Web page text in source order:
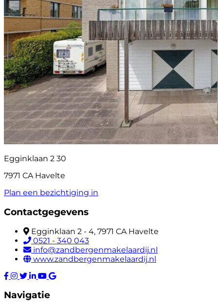
Egginklaan 2 30
7971 CA Havelte
Plan een bezichtiging in
Contactgegevens
Egginklaan 2 - 4, 7971 CA Havelte
0521 - 340 043
info@zandbergenmakelaardij.nl
www.zandbergenmakelaardij.nl
Navigatie